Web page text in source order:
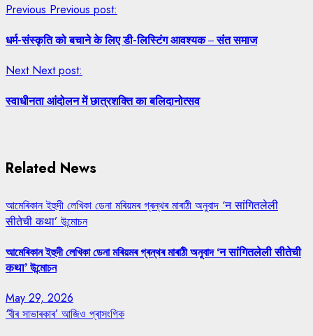
Previous Previous post:
धर्म-संस्कृति को बचाने के लिए डी-लिस्टिंग आवश्यक – संत समाज
Next Next post:
स्वाधीनता आंदोलन में छात्रशक्ति का बलिदानोत्सव
Related News
আমেৰিকান ইহুদী লেখিকা ডেনা মৰিয়মৰ গ্ৰন্থৰ মাৰাঠী অনুবাদ ‘न सांगितलेली
सीतेची कथा’ উন্মোচন
আমেৰিকান ইহুদী লেখিকা ডেনা মৰিয়মৰ গ্ৰন্থৰ মাৰাঠী অনুবাদ ‘न सांगितलेली सीतेची
कथा’ উন্মোচন
May 29, 2026
‘বীৰ সাভাৰকাৰ’ আজিও প্ৰাসংগিক